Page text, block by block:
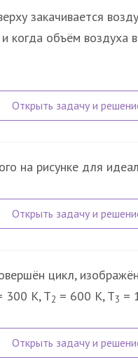
закачивается
когда объём воздуха
на рисунке для
цикл,
300 K, T2 = 600 K, T3 =